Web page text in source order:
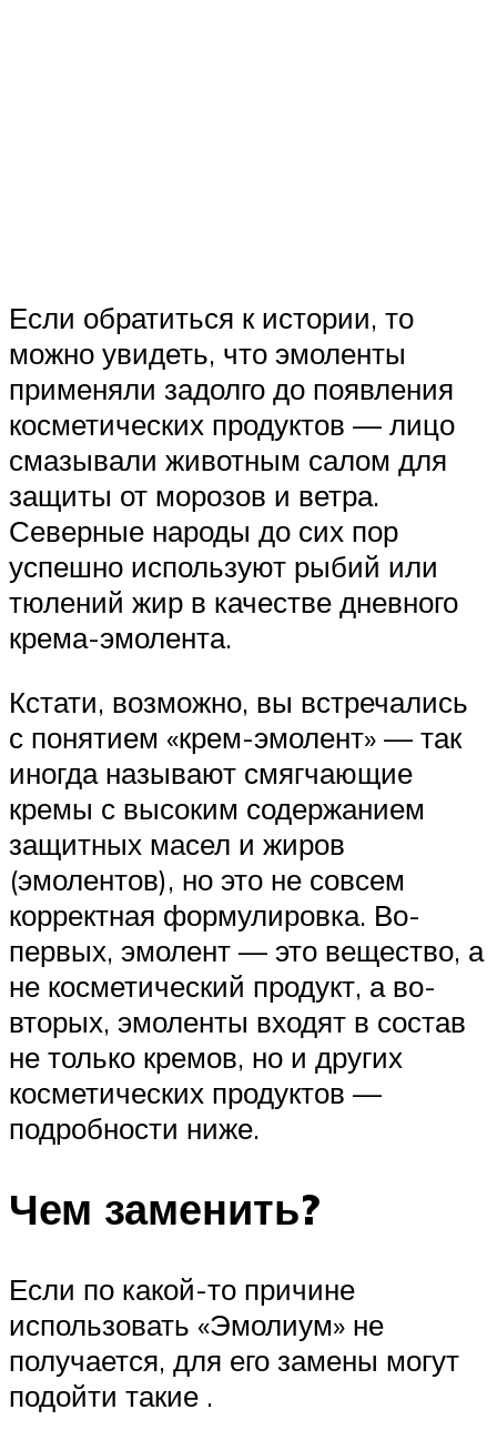
Если обратиться к истории, то
можно увидеть, что эмоленты
применяли задолго до появления
косметических продуктов — лицо
смазывали животным салом для
защиты от морозов и ветра.
Северные народы до сих пор
успешно используют рыбий или
тюлений жир в качестве дневного
крема-эмолента.
Кстати, возможно, вы встречались
с понятием «крем-эмолент» — так
иногда называют смягчающие
кремы с высоким содержанием
защитных масел и жиров
(эмолентов), но это не совсем
корректная формулировка. Во-
первых, эмолент — это вещество, а
не косметический продукт, а во-
вторых, эмоленты входят в состав
не только кремов, но и других
косметических продуктов —
подробности ниже.
Чем заменить?
Если по какой-то причине
использовать «Эмолиум» не
получается, для его замены могут
подойти такие .